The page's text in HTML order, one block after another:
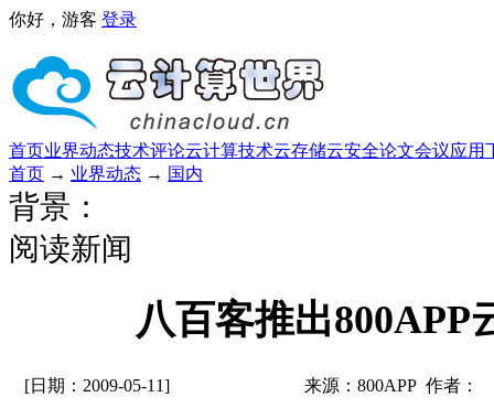
你好，游客 登录
首页业界动态技术评论云计算技术云存储云安全论文会议应用
首页 → 业界动态 → 国内
背景：
阅读新闻
八百客推出800APP
[日期：2009-05-11] 来源：800APP 作者：